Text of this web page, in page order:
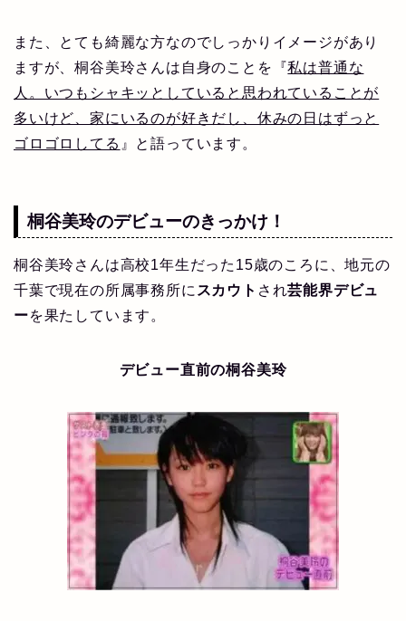
また、とても綺麗な方なのでしっかりイメージがあり
ますが、桐谷美玲さんは自身のことを『私は普通な
人。いつもシャキッとしていると思われていることが
多いけど、家にいるのが好きだし、休みの日はずっと
ゴロゴロしてる 』と語っています。
桐谷美玲のデビューのきっかけ！
桐谷美玲さんは高校1年生だった15歳のころに、地元の
千葉で現在の所属事務所に スカウト され芸能界デビュ
ーを果たしています。
デビュー直前の桐谷美玲